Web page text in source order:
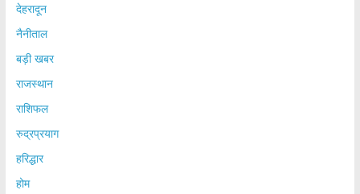
देहरादून
नैनीताल
बड़ी खबर
राजस्थान
राशिफल
रुद्रप्रयाग
हरिद्धार
होम